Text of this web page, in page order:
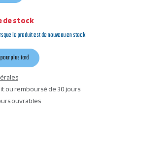
de stock
le produit est de nouveau en stock
plus tard
ou remboursé de 30 jours
ouvrables